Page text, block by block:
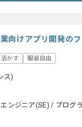
向けアプリ開発の
かす 服装自由
ス)
ンジニア(SE) / プログ